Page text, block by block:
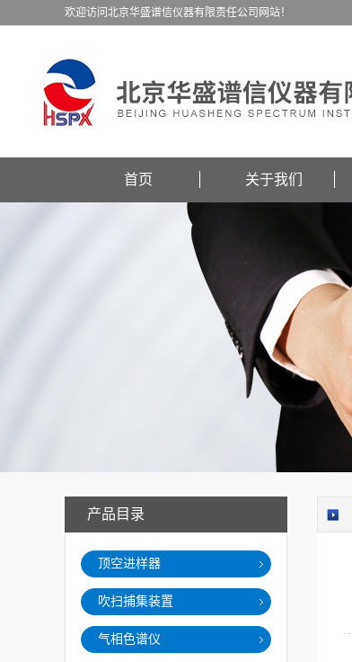
欢迎访问北京华盛谱信仪器有限责任公司网站！
首页 关于我们
产品目录
顶空进样器
吹扫捕集装置
气相色谱仪